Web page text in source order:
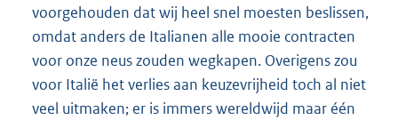
voorgehouden dat wij heel snel moesten beslissen,
omdat anders de Italianen alle mooie contracten
voor onze neus zouden wegkapen. Overigens zou
voor Italië het verlies aan keuzevrijheid toch al niet
veel uitmaken; er is immers wereldwijd maar één